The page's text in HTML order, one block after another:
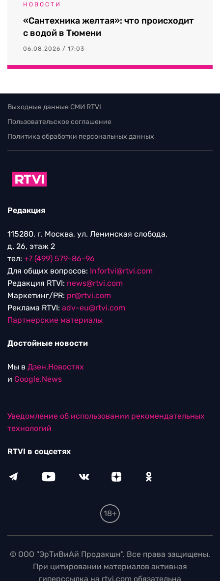
НОВОСТИ
«Сантехника желтая»: что происходит
с водой в Тюмени
06.08.2026 / 17:03
Выходные данные СМИ RTVI
Пользовательское соглашение
Политика обработки персональных данных
Редакция
115280, г. Москва, ул. Ленинская слобода,
д. 26, этаж 2
тел: +7 (499) 579-86-96
Для общих вопросов: Infortvi@rtvi.com
Редакция RTVI: news@rtvi.com
Маркетинг/PR: pr@rtvi.com
Реклама RTVI: adv-eu@rtvi.com
Партнерские материалы
Достойные новости
Мы в Дзен.Новостях
и Google.News
Уведомление об использовании рекомендательных
технологий
RTVI в соцсетях
18+
© ООО "ЭрТиВиАй Продакшн". Все права защищены.
При цитировании материалов активная
гиперссылка на rtvi.com обязательна